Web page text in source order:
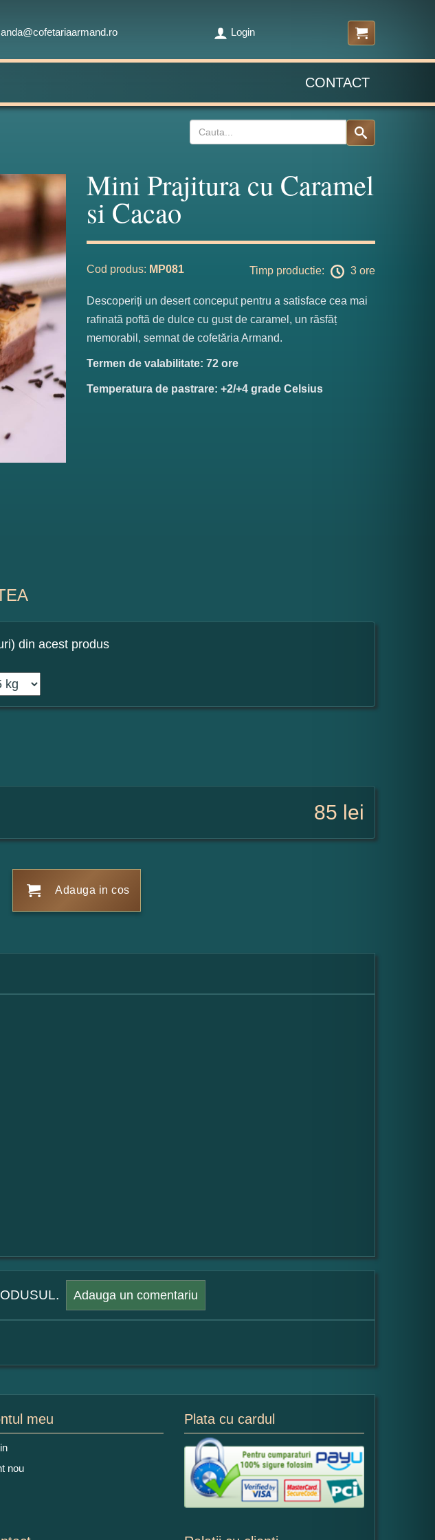
Login
CONTACT
Mini Prajitura cu Caramel
si Cacao
Cod produs: MP081 Timp productie: 3 ore
Descoperiți un desert conceput pentru a satisface cea mai
rafinată poftă de dulce cu gust de caramel, un răsfăț
memorabil, semnat de cofetăria Armand.
Termen de valabilitate: 72 ore
Temperatura de pastrare: +2/+4 grade Celsius
din acest produs
85 lei
Adauga in cos
Adauga un comentariu
meu
nou
Plata cu cardul